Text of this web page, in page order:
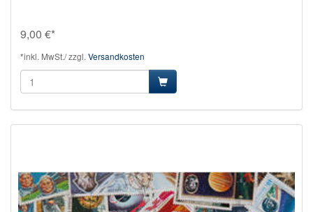
9,00 €*
*inkl. MwSt./ zzgl. Versandkosten